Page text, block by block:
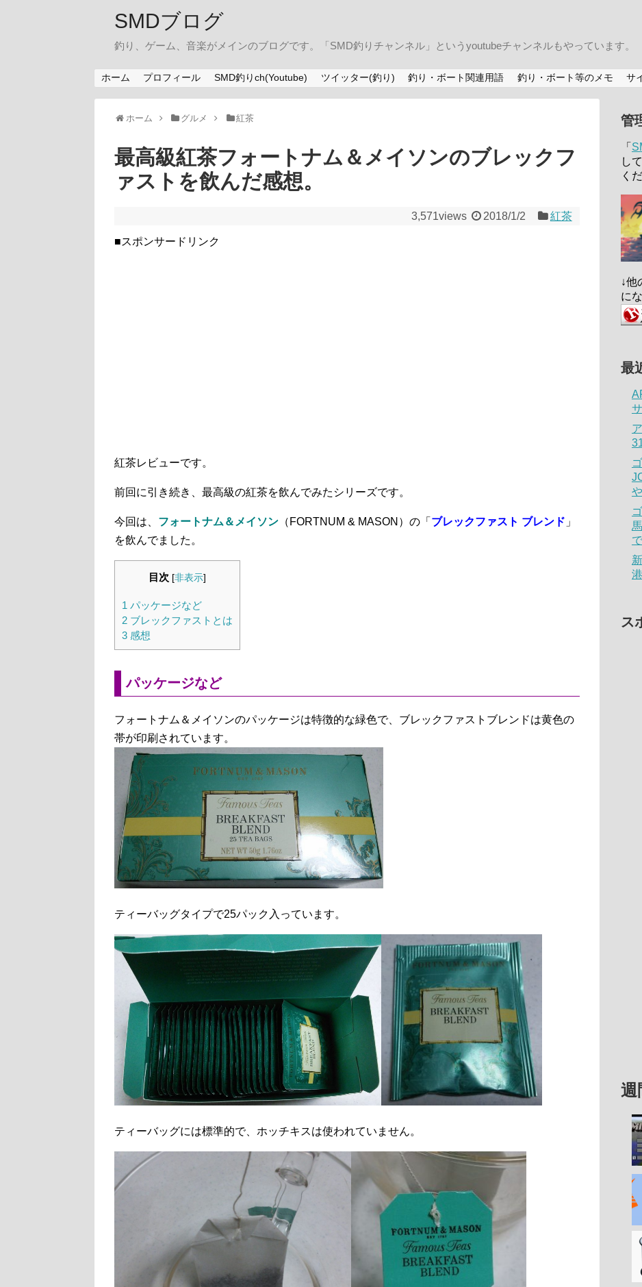
SMDブログ
釣り、ゲーム、音楽がメインのブログです。「SMD釣りチャンネル」というyoutubeチャンネルもやっています。
ホーム プロフィール SMD釣りch(Youtube) ツイッター(釣り) 釣り・ボート関連用語 釣り・ボート等のメモ サ
ホーム グルメ 紅茶
最高級紅茶フォートナム＆メイソンのブレックフ
ァストを飲んだ感想。
3,571views 2018/1/2 紅茶
■スポンサードリンク
紅茶レビューです。
前回に引き続き、最高級の紅茶を飲んでみたシリーズです。
今回は、 フォートナム＆メイソン （FORTNUM & MASON）の「 ブレックファスト ブレンド 」
を飲んでました。
目次 [非表示]
1 パッケージなど
2 ブレックファストとは
3 感想
パッケージなど
フォートナム＆メイソンのパッケージは特徴的な緑色で、ブレックファストブレンドは黄色の
帯が印刷されています。
ティーバッグタイプで25パック入っています。
ティーバッグには標準的で、ホッチキスは使われていません。
管
「
し
く
↓他
に
最
ス
週